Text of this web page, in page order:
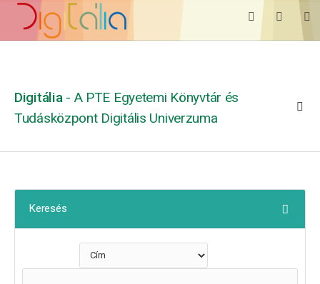
Digitália - A PTE Egyetemi Könyvtár és
Tudásközpont Digitális Univerzuma
Keresés